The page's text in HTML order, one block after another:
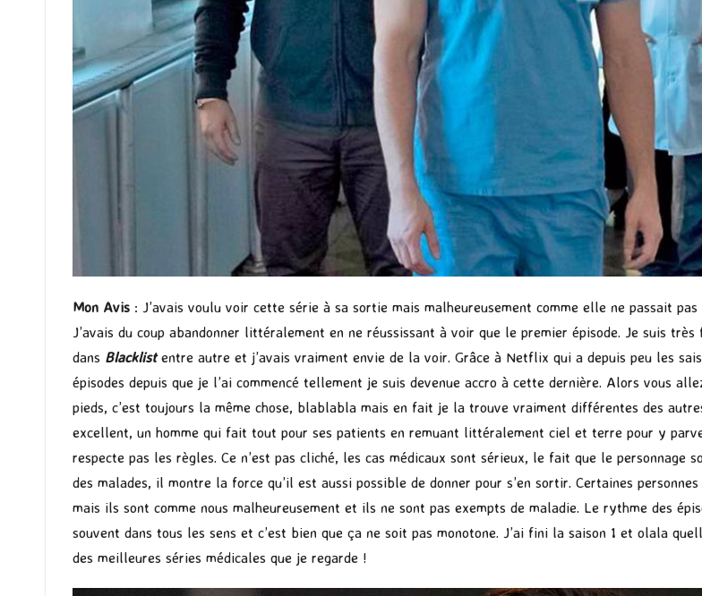
Mon Avis : J’avais voulu voir cette série à sa sortie mais malheureusement comme elle ne passait
J’avais du coup abandonner littéralement en ne réussissant à voir que le premier épisode. Je suis très
dans Blacklistentre autre et j’avais vraiment envie de la voir. Grâce à Netflix qui a depuis peu les
épisodes depuis que je l’ai commencé tellement je suis devenue accro à cette dernière. Alors vous
pieds, c’est toujours la même chose, blablabla mais en fait je la trouve vraiment différentes des
excellent, un homme qui fait tout pour ses patients en remuant littéralement ciel et terre pour y
respecte pas les règles. Ce n’est pas cliché, les cas médicaux sont sérieux, le fait que le personnage
des malades, il montre la force qu’il est aussi possible de donner pour s’en sortir. Certaines
mais ils sont comme nous malheureusement et ils ne sont pas exempts de maladie. Le rythme des
souvent dans tous les sens et c’est bien que ça ne soit pas monotone. J’ai fini la saison 1 et olala
des meilleures séries médicales que je regarde !